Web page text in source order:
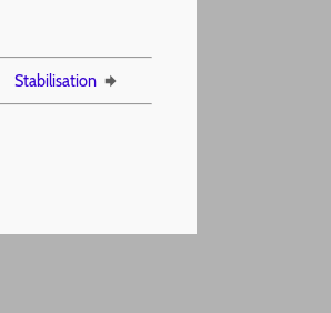
Stabilisation